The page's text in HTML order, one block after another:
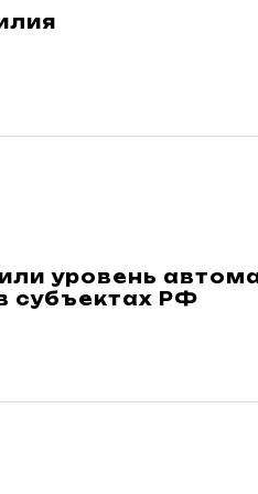
уровень
субъектах РФ